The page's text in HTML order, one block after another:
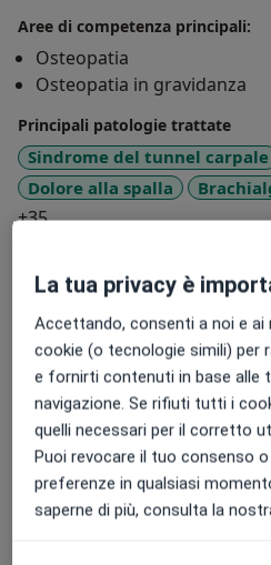
Aree di competenza principali:
Osteopatia
Osteopatia in gravidanza
Principali patologie trattate
Sindrome del tunnel carpale
Dolore alla spalla
+35a11y_sr_more_diseases
Adulti
Bambini
Tipologia di visite
In studioVisualizza gli
Foto e video
La tua privacy è
Accettando, consenti a noi e
cookie (o tecnologie simili) per
e fornirti contenuti in base alle
navigazione. Se rifiuti tutti i
quelli necessari per il corretto
Puoi revocare il tuo consenso
preferenze in qualsiasi
saperne di più, consulta la